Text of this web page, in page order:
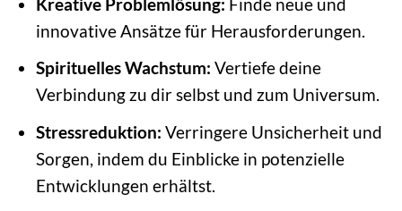
innovative Ansätze für Herausforderungen.
Spirituelles Wachstum: Vertiefe deine
Verbindung zu dir selbst und zum Universum.
Stressreduktion: Verringere Unsicherheit und
Sorgen, indem du Einblicke in potenzielle
Entwicklungen erhältst.